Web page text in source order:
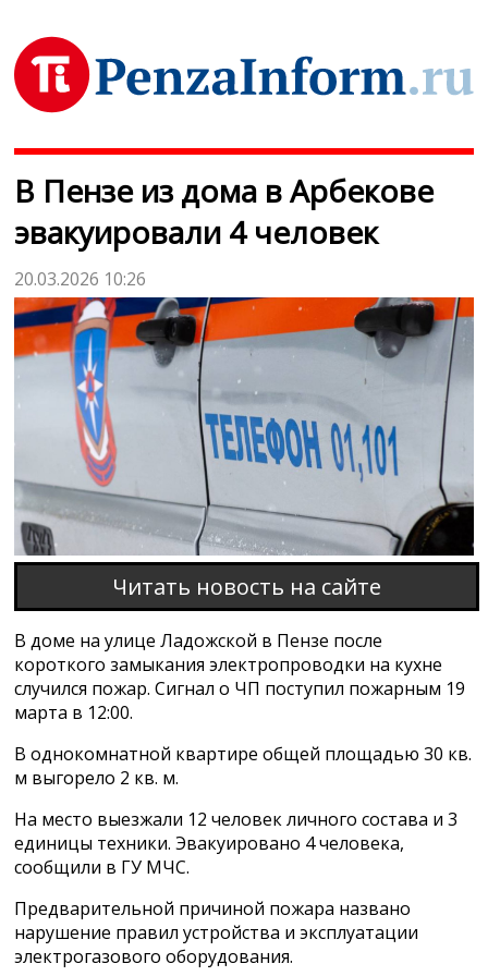
В Пензе из дома в Арбекове
эвакуировали 4 человек
20.03.2026 10:26
Читать новость на сайте
В доме на улице Ладожской в Пензе после
короткого замыкания электропроводки на кухне
случился пожар. Сигнал о ЧП поступил пожарным 19
марта в 12:00.
В однокомнатной квартире общей площадью 30 кв.
м выгорело 2 кв. м.
На место выезжали 12 человек личного состава и 3
единицы техники. Эвакуировано 4 человека,
сообщили в ГУ МЧС.
Предварительной причиной пожара названо
нарушение правил устройства и эксплуатации
электрогазового оборудования.